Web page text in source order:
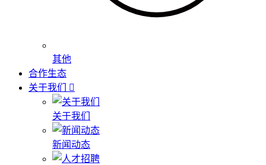
其他
合作生态
关于我们
关于我们
新闻动态